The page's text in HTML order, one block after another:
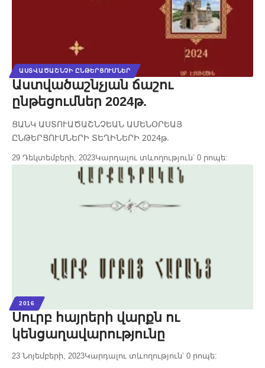
ԱՍՏՎԱԾԱՇՆՉԻ ԸՆԹԵՐՑՈՒՄՆԵՐ
Աստվածաշնչյան ճաշու
ընթեցումներ 2024թ.
ՑԱՆԿ ԱՍՏՈՒԱԾԱՇՆՉԵԱՆ ԱՄԵՆՕՐԵԱՅ
ԸՆԹԵՐՑՈՒՄՆԵՐԻ ՏԵՂԻՆԵՐԻ 2024թ.
29 Դեկտեմբերի, 2023Կարդալու տևողություն՝ 0 րոպե:
2016
Սուրբ հայրերի վարքն ու
կենցաղավարությունը
23 Նոյեմբերի, 2023Կարդալու տևողություն՝ 0 րոպե: